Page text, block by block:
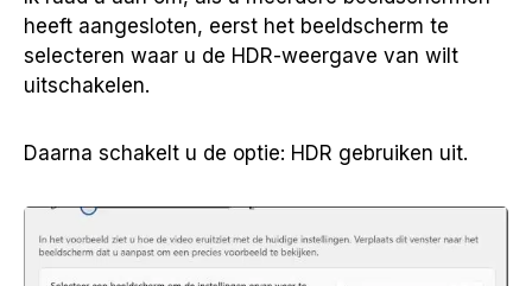
heeft aangesloten, eerst het beeldscherm te
selecteren waar u de HDR-weergave van wilt
uitschakelen.
Daarna schakelt u de optie: HDR gebruiken uit.